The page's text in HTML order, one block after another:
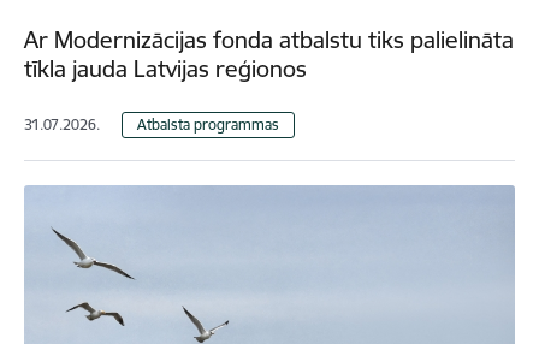
Ar Modernizācijas fonda atbalstu tiks palielināta
tīkla jauda Latvijas reģionos
31.07.2026. Atbalsta programmas